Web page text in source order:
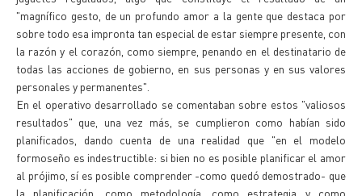
"magnífico gesto, de un profundo amor a la gente que destaca por
sobre todo esa impronta tan especial de estar siempre presente, con
la razón y el corazón, como siempre, penando en el destinatario de
todas las acciones de gobierno, en sus personas y en sus valores
personales y permanentes".
En el operativo desarrollado se comentaban sobre estos "valiosos
resultados" que, una vez más, se cumplieron como habían sido
planificados, dando cuenta de una realidad que "en el modelo
formoseño es indestructible: si bien no es posible planificar el amor
al prójimo, sí es posible comprender -como quedó demostrado- que
la planificación, como metodología, como estrategia y como